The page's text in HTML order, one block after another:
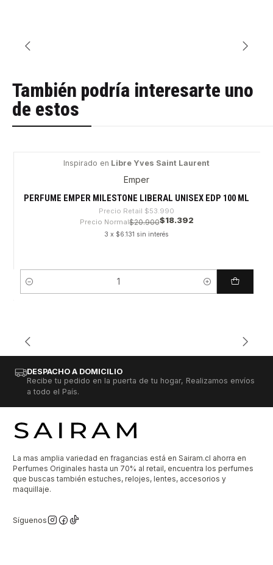
También podría interesarte uno
de estos
Inspirado en Libre Yves Saint Laurent
Emper
PERFUME EMPER MILESTONE LIBERAL UNISEX EDP 100 ML
Precio Retail $53.990
Precio Normal$20.900$18.392
3 x $6.131 sin interés
Cantidad
DESPACHO A DOMICILIO
Recibe tu pedido en la puerta de tu hogar, Realizamos envíos
a todo el País.
La mas amplia variedad en fragancias está en Sairam.cl ahorra en
Perfumes Originales hasta un 70% al retail, encuentra los perfumes
que buscas también estuches, relojes, lentes, accesorios y
maquillaje.
Síguenos